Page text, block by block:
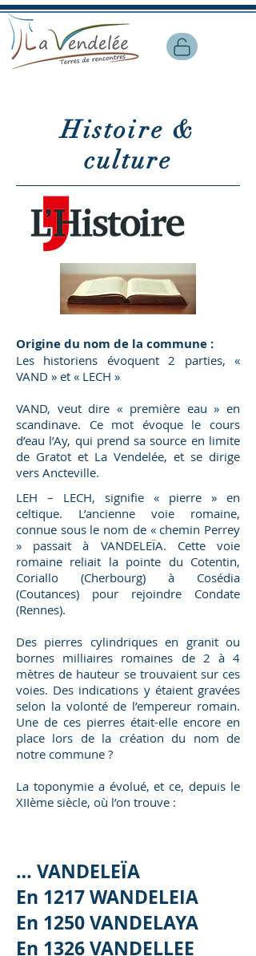
Histoire &
culture
Origine du nom de la commune :
Les historiens évoquent 2 parties, «
VAND » et « LECH »
VAND, veut dire « première eau » en
scandinave. Ce mot évoque le cours
d’eau l’Ay, qui prend sa source en limite
de Gratot et La Vendelée, et se dirige
vers Ancteville.
LEH – LECH, signifie « pierre » en
celtique. L’ancienne voie romaine,
connue sous le nom de « chemin Perrey
» passait à VANDELEÏA. Cette voie
romaine reliait la pointe du Cotentin,
Coriallo (Cherbourg) à Cosédia
(Coutances) pour rejoindre Condate
(Rennes).
Des pierres cylindriques en granit ou
bornes milliaires romaines de 2 à 4
mètres de hauteur se trouvaient sur ces
voies. Des indications y étaient gravées
selon la volonté de l’empereur romain.
Une de ces pierres était-elle encore en
place lors de la création du nom de
notre commune ?
La toponymie a évolué, et ce, depuis le
XIIème siècle, où l’on trouve :
… VANDELEÏA
En 1217 WANDELEIA
En 1250 VANDELAYA
En 1326 VANDELLEE